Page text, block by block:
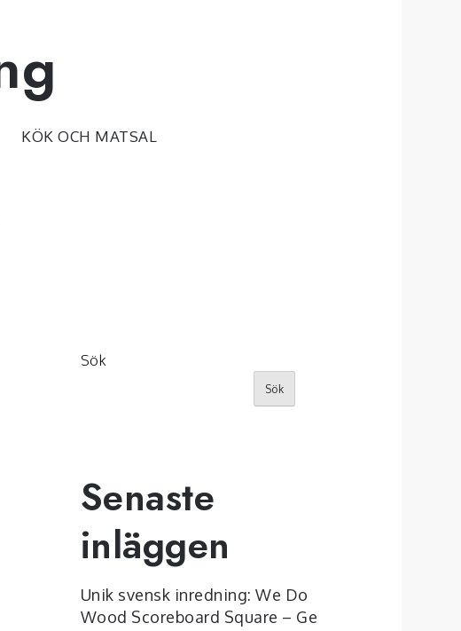
KÖK OCH MATSAL
Sök
Sök
Senaste
inläggen
Unik svensk inredning: We Do
Wood Scoreboard Square – Ge